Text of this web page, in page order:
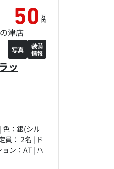
ッ
色：銀(シル
員： 2名 | ド
ン：AT | ハ
50 万
円
津店
写真
装備
情報